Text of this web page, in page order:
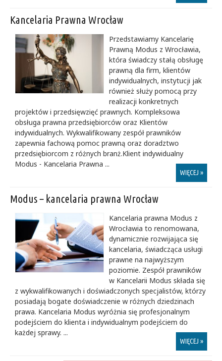
Kancelaria Prawna Wrocław
Przedstawiamy Kancelarię
Prawną Modus z Wrocławia,
która świadczy stałą obsługę
prawną dla firm, klientów
indywidualnych, instytucji jak
również służy pomocą przy
realizacji konkretnych
projektów i przedsięwzięć prawnych. Kompleksowa
obsługa prawna przedsiębiorców oraz Klientów
indywidualnych. Wykwalifikowany zespół prawników
zapewnia fachową pomoc prawną oraz doradztwo
przedsiębiorcom z różnych branż.Klient indywidualny
Modus - Kancelaria Prawna ...
WIĘCEJ »
Modus – kancelaria prawna Wrocław
Kancelaria prawna Modus z
Wrocławia to renomowana,
dynamicznie rozwijająca się
kancelaria, świadcząca usługi
prawne na najwyższym
poziomie. Zespół prawników
w Kancelarii Modus składa się
z wykwalifikowanych i doświadczonych specjalistów, którzy
posiadają bogate doświadczenie w różnych dziedzinach
prawa. Kancelaria Modus wyróżnia się profesjonalnym
podejściem do klienta i indywidualnym podejściem do
każdej sprawy. ...
WIĘCEJ »